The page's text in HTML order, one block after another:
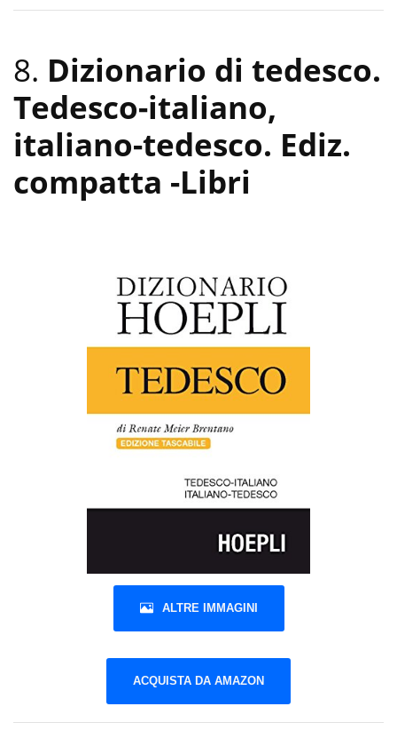
8. Dizionario di tedesco.
Tedesco-italiano,
italiano-tedesco. Ediz.
compatta -Libri
ALTRE IMMAGINI
ACQUISTA DA AMAZON